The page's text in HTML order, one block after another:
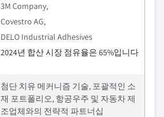
3M Company,
Covestro AG,
DELO Industrial Adhesives
2024년 합산 시장 점유율은 65%입니다
첨단 치유 메커니즘 기술, 포괄적인 소
재 포트폴리오, 항공우주 및 자동차 제
조업체와의 전략적 파트너십